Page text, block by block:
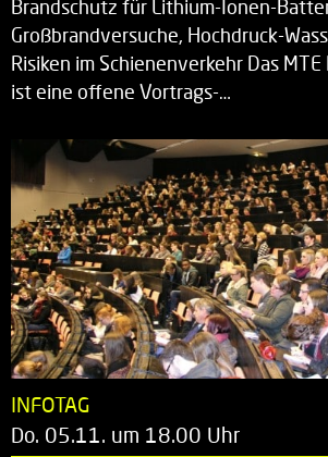
Brandschutz für Lithium-Ionen-
Großbrandversuche, Hochdruck-
Risiken im Schienenverkehr Das
ist eine offene Vortrags-…
INFOTAG
Do. 05.11. um 18.00 Uhr